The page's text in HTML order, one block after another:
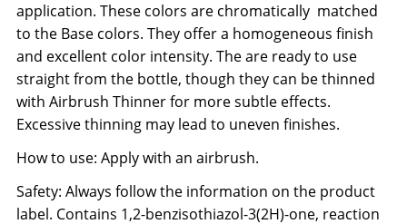
application. These colors are chromatically matched
to the Base colors. They offer a homogeneous finish
and excellent color intensity. The are ready to use
straight from the bottle, though they can be thinned
with Airbrush Thinner for more subtle effects.
Excessive thinning may lead to uneven finishes.
How to use: Apply with an airbrush.
Safety: Always follow the information on the product
label. Contains 1,2-benzisothiazol-3(2H)-one, reaction